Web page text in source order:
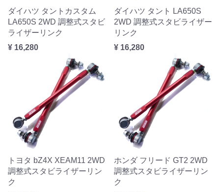
ダイハツ タントカスタム
LA650S 2WD 調整式スタビ
ライザーリンク
¥ 16,280
ダイハツ タント LA650S
2WD 調整式スタビライザー
リンク
¥ 16,280
トヨタ bZ4X XEAM11 2WD
調整式スタビライザーリン
ク
ホンダ フリード GT2 2WD
調整式スタビライザーリン
ク